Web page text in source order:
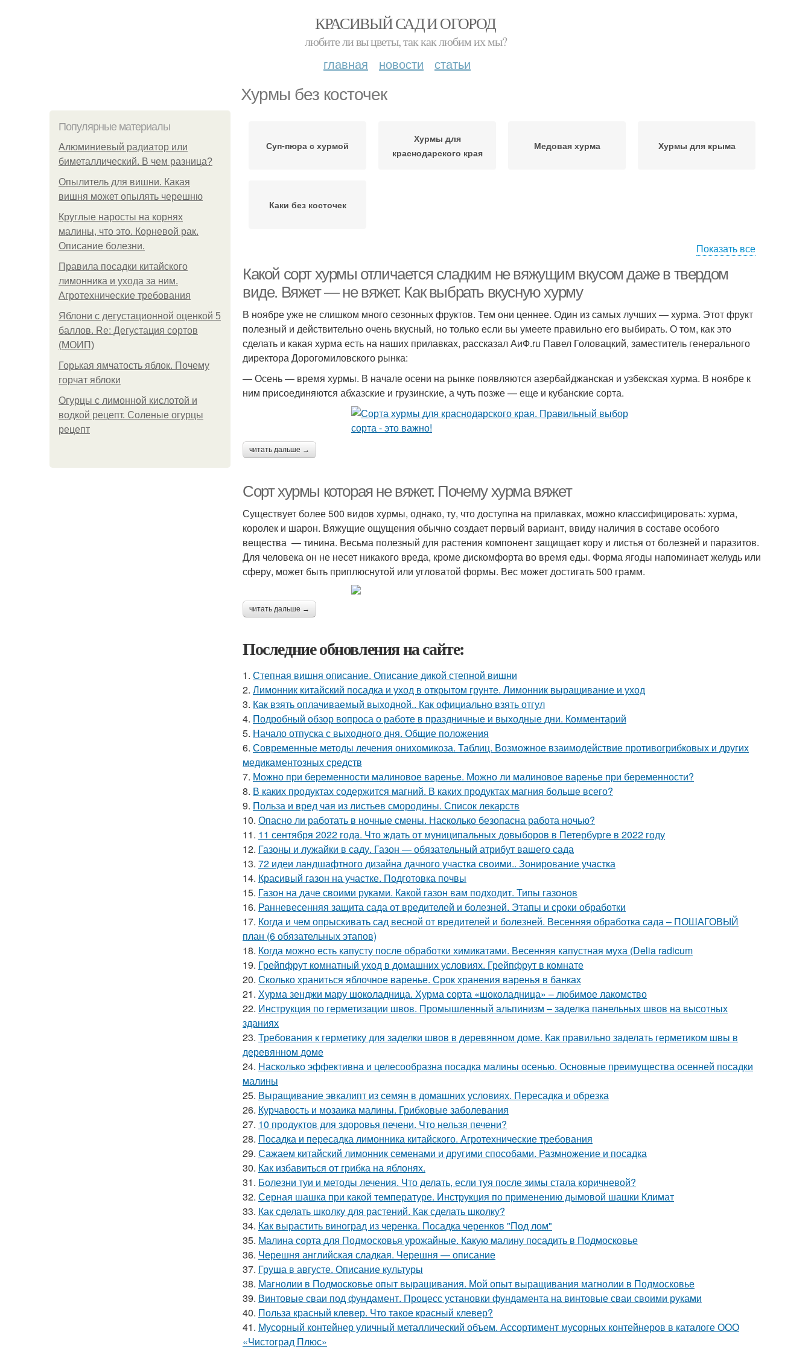
КРАСИВЫЙ САД И ОГОРОД
любите ли вы цветы, так как любим их мы?
главная новости статьи
Хурмы без косточек
Популярные материалы
Алюминиевый радиатор или
биметаллический. В чем разница?
Опылитель для вишни. Какая
вишня может опылять черешню
Круглые наросты на корнях
малины, что это. Корневой рак.
Описание болезни.
Правила посадки китайского
лимонника и ухода за ним.
Агротехнические требования
Яблони с дегустационной оценкой 5
баллов. Re: Дегустация сортов
(МОИП)
Горькая ямчатость яблок. Почему
горчат яблоки
Огурцы с лимонной кислотой и
водкой рецепт. Соленые огурцы
рецепт
Суп-пюра с хурмой
Хурмы для
краснодарского края
Медовая хурма Хурмы для крыма
Каки без косточек
Показать все
Какой сорт хурмы отличается сладким не вяжущим вкусом даже в твердом
виде. Вяжет — не вяжет. Как выбрать вкусную хурму
В ноябре уже не слишком много сезонных фруктов. Тем они ценнее. Один из самых лучших — хурма. Этот фрукт
полезный и действительно очень вкусный, но только если вы умеете правильно его выбирать. О том, как это
сделать и какая хурма есть на наших прилавках, рассказал АиФ.ru Павел Головацкий, заместитель генерального
директора Дорогомиловского рынка:
— Осень — время хурмы. В начале осени на рынке появляются азербайджанская и узбекская хурма. В ноябре к
ним присоединяются абхазские и грузинские, а чуть позже — еще и кубанские сорта.
читать дальше →
Сорт хурмы которая не вяжет. Почему хурма вяжет
Существует более 500 видов хурмы, однако, ту, что доступна на прилавках, можно классифицировать: хурма,
королек и шарон. Вяжущие ощущения обычно создает первый вариант, ввиду наличия в составе особого
вещества — тинина. Весьма полезный для растения компонент защищает кору и листья от болезней и паразитов.
Для человека он не несет никакого вреда, кроме дискомфорта во время еды. Форма ягоды напоминает желудь или
сферу, может быть приплюснутой или угловатой формы. Вес может достигать 500 грамм.
читать дальше →
Последние обновления на сайте:
1. Степная вишня описание. Описание дикой степной вишни
2. Лимонник китайский посадка и уход в открытом грунте. Лимонник выращивание и уход
3. Как взять оплачиваемый выходной.. Как официально взять отгул
4. Подробный обзор вопроса о работе в праздничные и выходные дни. Комментарий
5. Начало отпуска с выходного дня. Общие положения
6. Современные методы лечения онихомикоза. Таблиц. Возможное взаимодействие противогрибковых и других
медикаментозных средств
7. Можно при беременности малиновое варенье. Можно ли малиновое варенье при беременности?
8. В каких продуктах содержится магний. В каких продуктах магния больше всего?
9. Польза и вред чая из листьев смородины. Список лекарств
10. Опасно ли работать в ночные смены. Насколько безопасна работа ночью?
11. 11 сентября 2022 года. Что ждать от муниципальных довыборов в Петербурге в 2022 году
12. Газоны и лужайки в саду. Газон — обязательный атрибут вашего сада
13. 72 идеи ландшафтного дизайна дачного участка своими.. Зонирование участка
14. Красивый газон на участке. Подготовка почвы
15. Газон на даче своими руками. Какой газон вам подходит. Типы газонов
16. Ранневесенняя защита сада от вредителей и болезней. Этапы и сроки обработки
17. Когда и чем опрыскивать сад весной от вредителей и болезней. Весенняя обработка сада – ПОШАГОВЫЙ
план (6 обязательных этапов)
18. Когда можно есть капусту после обработки химикатами. Весенняя капустная муха (Delia radicum
19. Грейпфрут комнатный уход в домашних условиях. Грейпфрут в комнате
20. Сколько храниться яблочное варенье. Срок хранения варенья в банках
21. Хурма зенджи мару шоколадница. Хурма сорта «шоколадница» – любимое лакомство
22. Инструкция по герметизации швов. Промышленный альпинизм – заделка панельных швов на высотных
зданиях
23. Требования к герметику для заделки швов в деревянном доме. Как правильно заделать герметиком швы в
деревянном доме
24. Насколько эффективна и целесообразна посадка малины осенью. Основные преимущества осенней посадки
малины
25. Выращивание эвкалипт из семян в домашних условиях. Пересадка и обрезка
26. Курчавость и мозаика малины. Грибковые заболевания
27. 10 продуктов для здоровья печени. Что нельзя печени?
28. Посадка и пересадка лимонника китайского. Агротехнические требования
29. Сажаем китайский лимонник семенами и другими способами. Размножение и посадка
30. Как избавиться от грибка на яблонях.
31. Болезни туи и методы лечения. Что делать, если туя после зимы стала коричневой?
32. Серная шашка при какой температуре. Инструкция по применению дымовой шашки Климат
33. Как сделать школку для растений. Как сделать школку?
34. Как вырастить виноград из черенка. Посадка черенков "Под лом"
35. Малина сорта для Подмосковья урожайные. Какую малину посадить в Подмосковье
36. Черешня английская сладкая. Черешня — описание
37. Груша в августе. Описание культуры
38. Магнолии в Подмосковье опыт выращивания. Мой опыт выращивания магнолии в Подмосковье
39. Винтовые сваи под фундамент. Процесс установки фундамента на винтовые сваи своими руками
40. Польза красный клевер. Что такое красный клевер?
41. Мусорный контейнер уличный металлический объем. Ассортимент мусорных контейнеров в каталоге ООО
«Чистоград Плюс»